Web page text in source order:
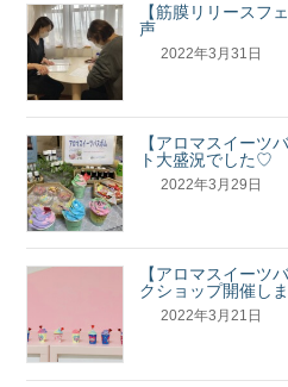
【筋膜リリースフ
声
2022年3月31日
【アロマスイーツ
ト大盛況でした♡
2022年3月29日
【アロマスイーツ
クショップ開催しま
2022年3月21日